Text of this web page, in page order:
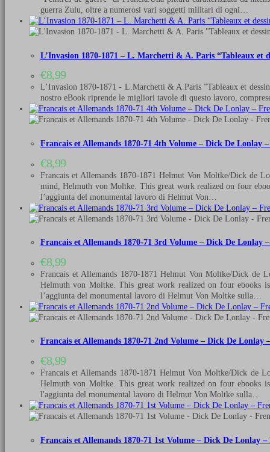
guerra Zulu, oltre a numerosi vari soggetti militari di ogni…
L’Invasion 1870-1871 – L. Marchetti & A. Paris “Tableaux et
€8,99
L’Invasion 1870-1871 - L.Marchetti & A.Paris ”Tableaux et
nostro eBook riprende le migliori tavole di questo lavoro,
Francais et Allemands 1870-71 4th Volume – Dick De Lonlay
€8,99
Francais et Allemands 1870-1871 Helmut Von Moltke/Dick de
mind, Helmuth von Moltke. This great work realized on four
l’aggiunta del monumental lavoro di Helmut Von…
Francais et Allemands 1870-71 3rd Volume – Dick De Lonlay
€8,99
Francais et Allemands 1870-1871 Helmut Von Moltke/Dick
Helmuth von Moltke. This great work realized on four ebooks
l’aggiunta del monumental lavoro di Helmut Von Moltke sulla…
Francais et Allemands 1870-71 2nd Volume – Dick De
€8,99
Francais et Allemands 1870-1871 Helmut Von Moltke/Dick de
Helmuth von Moltke. This great work realized on four ebooks
l'aggiunta del monumental lavoro di Helmut Von Moltke sulla…
Francais et Allemands 1870-71 1st Volume – Dick De Lonlay